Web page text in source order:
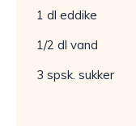
1 dl eddike
1/2 dl vand
3 spsk. sukker